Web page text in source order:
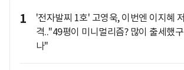
1
'전자발찌 1호' 고영욱, 이번엔 이지혜 저
격.."49평이 미니멀리즘? 많이 출세했구
나"